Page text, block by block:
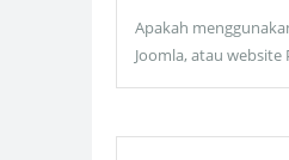
Apakah
Joomla, atau website